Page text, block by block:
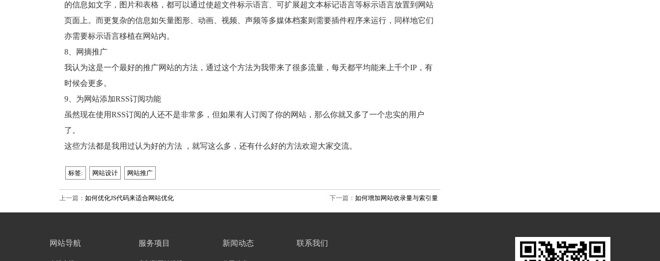
的信息如文字，图片和表格，都可以通过使超文件标示语言、可扩展超文本标记语言等标示语言放置到网站
页面上。而更复杂的信息如矢量图形、动画、视频、声频等多媒体档案则需要插件程序来运行，同样地它们
亦需要标示语言移植在网站内。
8、网摘推广
我认为这是一个最好的推广网站的方法，通过这个方法为我带来了很多流量，每天都平均能来上千个IP，有
时候会更多。
9、为网站添加RSS订阅功能
虽然现在使用RSS订阅的人还不是非常多，但如果有人订阅了你的网站，那么你就又多了一个忠实的用户
了。
这些方法都是我用过认为好的方法 ，就写这么多，还有什么好的方法欢迎大家交流。
标签: 网站设计 网站推广
上一篇： 如何优化JS代码来适合网站优化 下一篇：如何增加网站收录量与索引量
网站导航 服务项目 新闻动态 联系我们